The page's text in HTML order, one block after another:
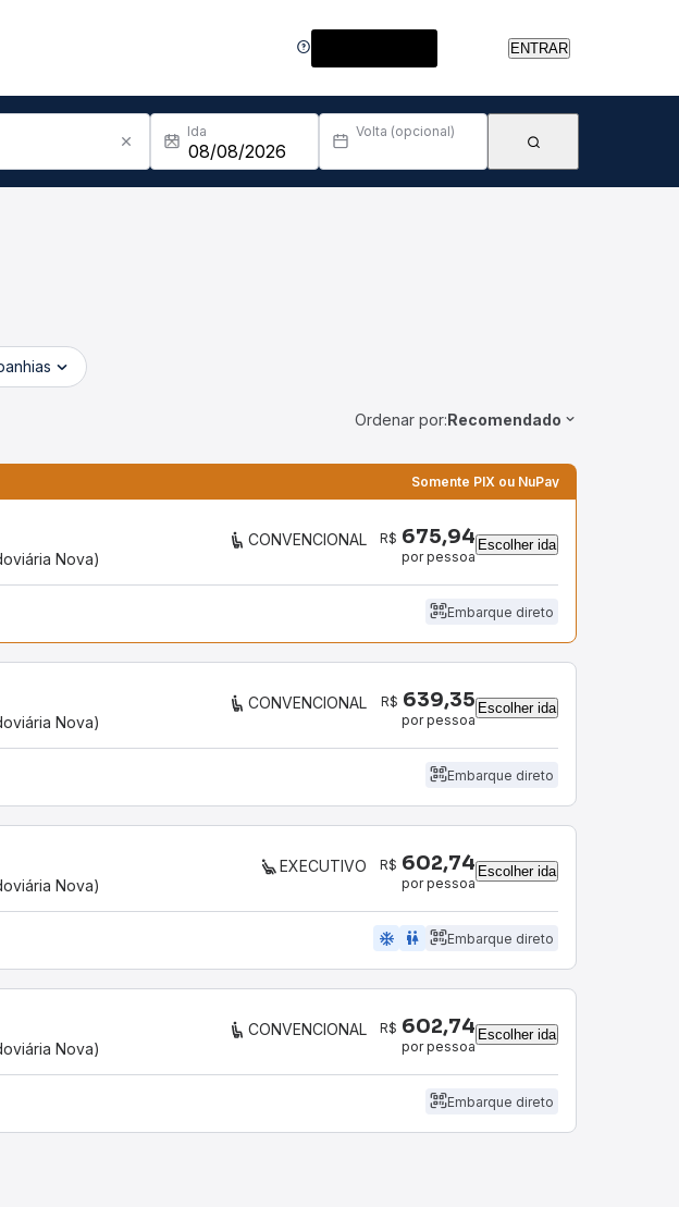
ENTRAR
Ida Volta (opcional)
Ordenar por:Recomendado
Somente PIX ou NuPay
Nova)
CONVENCIONAL R$ 675,94
por pessoa
Escolher ida
Embarque direto
Nova)
CONVENCIONAL R$ 639,35
por pessoa
Escolher ida
Embarque direto
Nova)
EXECUTIVO R$ 602,74
por pessoa
Escolher ida
ac_unit wc Embarque direto
Nova)
CONVENCIONAL R$ 602,74
por pessoa
Escolher ida
Embarque direto